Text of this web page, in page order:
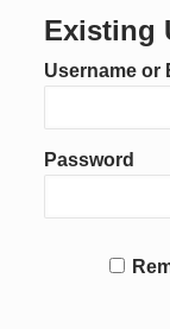
Existing
Username or
Password